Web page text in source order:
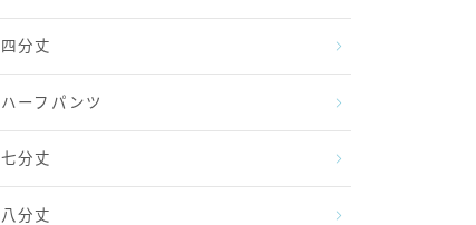
四分丈
ハーフパンツ
七分丈
八分丈